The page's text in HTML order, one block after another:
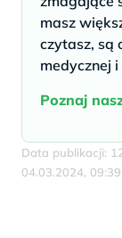
masz
czytasz, są
medycznej
Poznaj
Data publikacji:
04.03.2024, 09:39